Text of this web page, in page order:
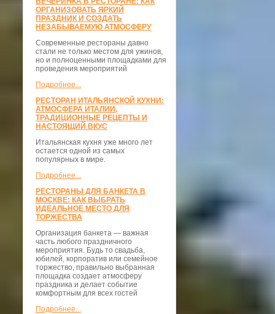
ОРГАНИЗОВАТЬ ЯРКИЙ
ПРАЗДНИК И СОЗДАТЬ
НЕЗАБЫВАЕМУЮ АТМОСФЕРУ
Современные рестораны давно
стали не только местом для ужинов,
но и полноценными площадками для
проведения мероприятий
Подробнее...
РЕСТОРАН ИТАЛЬЯНСКОЙ КУХНИ:
АТМОСФЕРА ИТАЛИИ,
ТРАДИЦИОННЫЕ РЕЦЕПТЫ И
НАСТОЯЩИЙ ВКУС
Итальянская кухня уже много лет
остается одной из самых
популярных в мире.
Подробнее...
РЕСТОРАНЫ ДЛЯ БАНКЕТА В
МОСКВЕ: КАК ВЫБРАТЬ
ИДЕАЛЬНОЕ МЕСТО ДЛЯ
ТОРЖЕСТВА
Организация банкета — важная
часть любого праздничного
мероприятия. Будь то свадьба,
юбилей, корпоратив или семейное
торжество, правильно выбранная
площадка создает атмосферу
праздника и делает событие
комфортным для всех гостей
Подробнее...